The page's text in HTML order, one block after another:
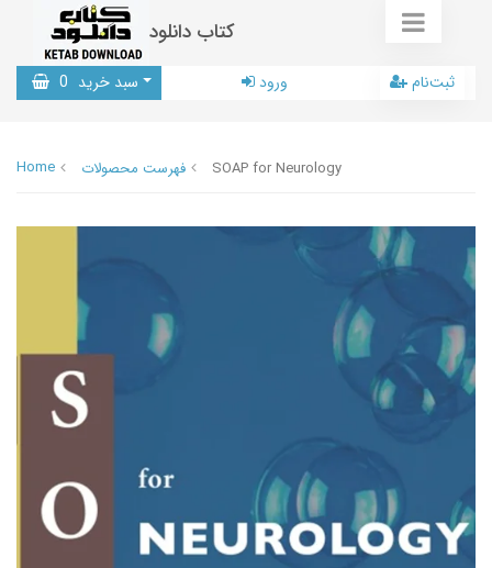
کتاب دانلود
سبد خرید 0 ورود ثبت‌نام
Home فهرست محصولات SOAP for Neurology